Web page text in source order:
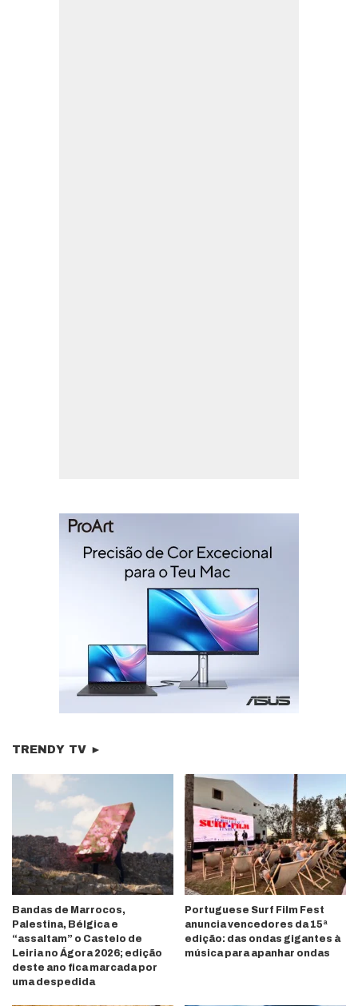
TRENDY TV ►
Bandas de Marrocos,
Palestina, Bélgica e
“assaltam” o Castelo de
Leiria no Ágora 2026; edição
deste ano fica marcada por
uma despedida
Portuguese Surf Film Fest
anuncia vencedores da 15ª
edição: das ondas gigantes à
música para apanhar ondas